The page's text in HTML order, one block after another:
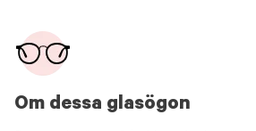
Om dessa glasögon